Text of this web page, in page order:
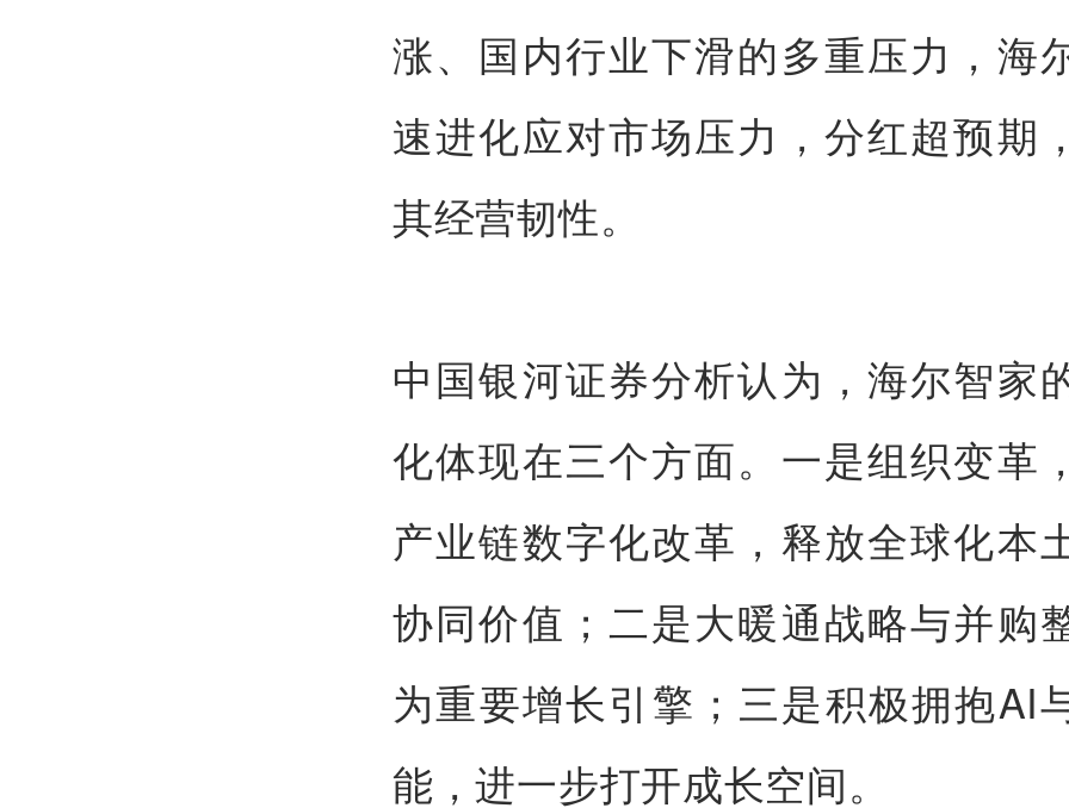
涨、国内行业下滑的多重压力，海
速进化应对市场压力，分红超预期
其经营韧性。
中国银河证券分析认为，海尔智家
化体现在三个方面。一是组织变革
产业链数字化改革，释放全球化本
协同价值；二是大暖通战略与并购
为重要增长引擎；三是积极拥抱AI
能，进一步打开成长空间。